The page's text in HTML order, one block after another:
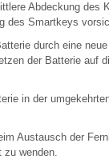
Abdeckung des
des Smartkeys
durch eine
der Batterie auf
in der
Austausch der
zu wenden.